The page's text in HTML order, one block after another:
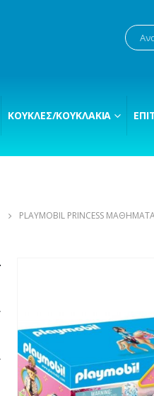
ΚΟΎΚΛΕΣ/ΚΟΥΚΛΆΚΙΑ
PLAYMOBIL PRINCESS